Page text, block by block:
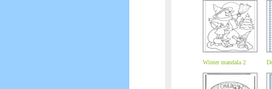
Winter mandala 2